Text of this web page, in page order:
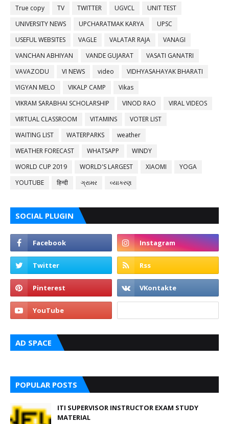
True copy
TV TWITTER UGVCL
UNIT TEST
UNIVERSITY NEWS
UPCHARATMAK KARYA
UPSC
USEFUL WEBSITES
VAGLE VALATAR RAJA
VANAGI
VANCHAN ABHIYAN
VANDE GUJARAT
VASATI GANATRI
VAVAZODU
VI NEWS video
VIDHYASAHAYAK BHARATI
VIGYAN MELO
VIKALP CAMP
Vikas
VIKRAM SARABHAI SCHOLARSHIP
VINOD RAO
VIRAL VIDEOS
VIRTUAL CLASSROOM
VITAMINS
VOTER LIST
WAITING LIST
WATERPARKS
weather
WEATHER FORECAST
WHATSAPP
WINDY
WORLD CUP 2019
WORLD'S LARGEST XIAOMI
YOGA
YOUTUBE
हिन्दी ગ્રામર વ્યાકરણ
SOCIAL PLUGIN
AD SPACE
POPULAR POSTS
ITI SUPERVISOR INSTRUCTOR EXAM STUDY
MATERIAL